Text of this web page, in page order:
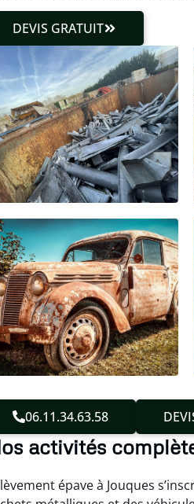
DEVIS GRATUIT
06.11.34.63.58
activités
épave à Jouques